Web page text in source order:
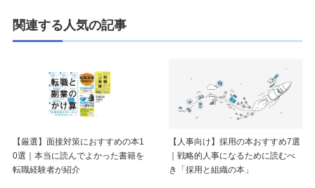
関連する人気の記事
【厳選】面接対策におすすめの本1
0選｜本当に読んでよかった書籍を
転職経験者が紹介
【人事向け】採用の本おすすめ7選
｜戦略的人事になるために読むべ
き「採用と組織の本」